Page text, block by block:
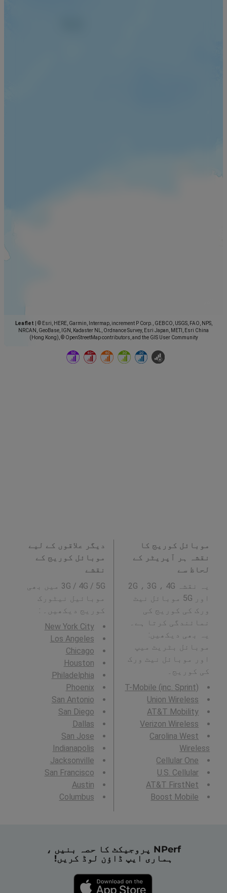
Leaflet
© Esri, HERE, Garmin, Intermap, increment P Corp., GEBCO, USGS, FAO, NPS,
NRCAN, GeoBase, IGN, Kadaster NL, Ordnance Survey, Esri Japan, METI, Esri China
(Hong Kong), © OpenStreetMap contributors, and the GIS User Community
موبائل کوریج کا
نقشہ ہر آپریٹر کے
لحاظ سے
یہ نقشہ 2G ، 3G ، 4G
اور 5G موبائل نیٹ
ورک کی کوریج کی
نمائندگی کرتا ہے۔
یہ بھی دیکھیں:
موبائل بٹریٹ میپ
اور موبائل نیٹ ورک
کی کوریج۔
T-Mobile (inc. Sprint)
Union Wireless
AT&T Mobility
Verizon Wireless
Carolina West
Wireless
Cellular One
U.S. Cellular
AT&T FirstNet
Boost Mobile
دیگر علاقوں کے لیے
موبائل کوریج کے
نقشے
3G / 4G / 5G میں بھی
موبائیل نیٹورک
کوریج دیکھیں۔ :
New York City
Los Angeles
Chicago
Houston
Philadelphia
Phoenix
San Antonio
San Diego
Dallas
San Jose
Indianapolis
Jacksonville
San Francisco
Austin
Columbus
NPerf پروجیکٹ کا حصہ بنیں ،
ہماری ایپ ڈاؤن لوڈ کریں!